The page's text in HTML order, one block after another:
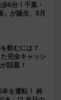
6分！千葉・
」が誕生、8月
飲むには？
完全キャッシ
話題！
本を運転！ 終